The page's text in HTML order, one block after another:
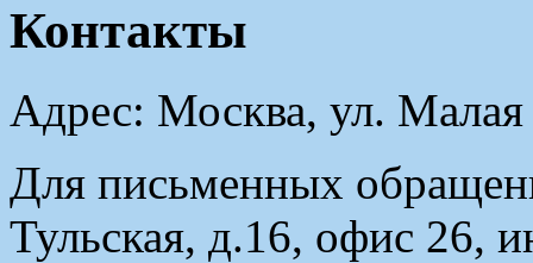
Контакты
Адрес: Москва, ул.
Для письменных
Тульская, д.16, офис 26,